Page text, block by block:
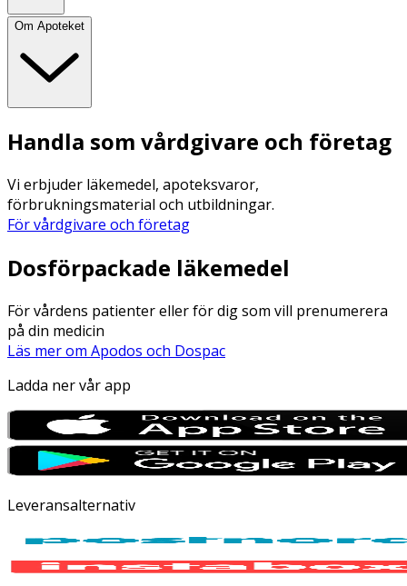
Om Apoteket
Handla som vårdgivare och företag
Vi erbjuder läkemedel, apoteksvaror,
förbrukningsmaterial och utbildningar.
För vårdgivare och företag
Dosförpackade läkemedel
För vårdens patienter eller för dig som vill prenumerera
på din medicin
Läs mer om Apodos och Dospac
Ladda ner vår app
Leveransalternativ